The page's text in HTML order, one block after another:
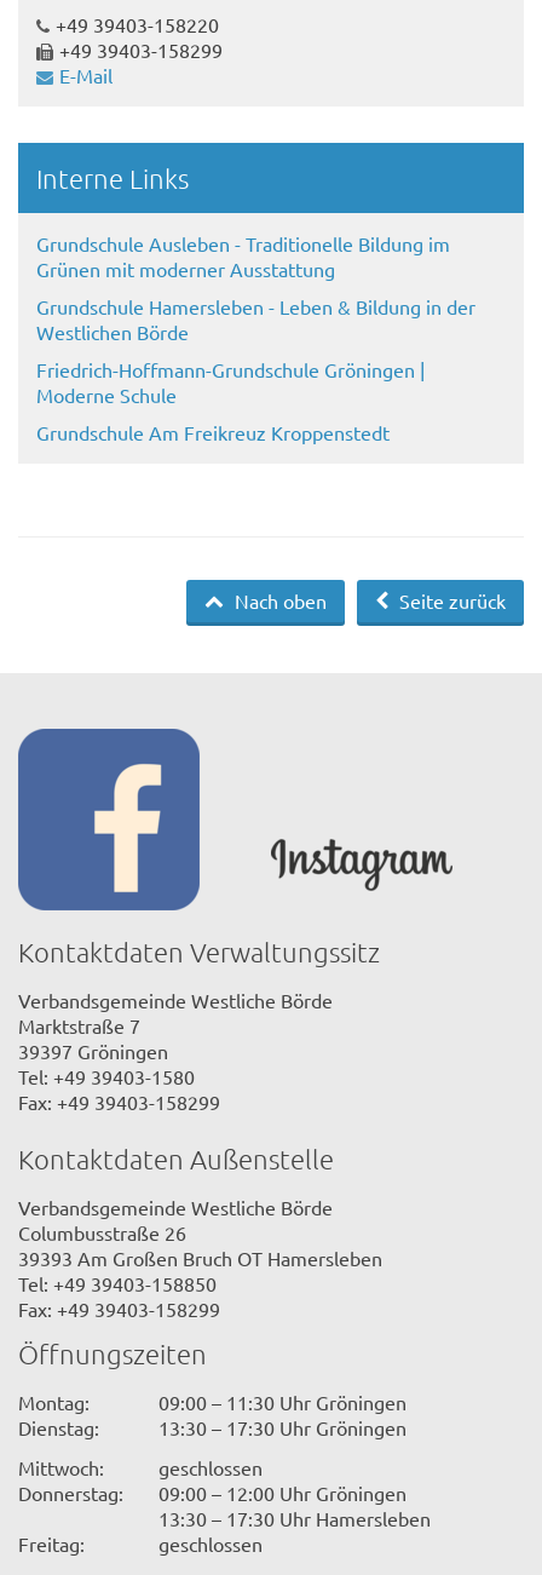
+49 39403-158220
+49 39403-158299
E-Mail
Interne Links
Grundschule Ausleben - Traditionelle Bildung im
Grünen mit moderner Ausstattung
Grundschule Hamersleben - Leben & Bildung in der
Westlichen Börde
Friedrich-Hoffmann-Grundschule Gröningen |
Moderne Schule
Grundschule Am Freikreuz Kroppenstedt
Seite zurück
Nach oben
Kontaktdaten Verwaltungssitz
Verbandsgemeinde Westliche Börde
Marktstraße 7
39397 Gröningen
Tel: +49 39403-1580
Fax: +49 39403-158299
Kontaktdaten Außenstelle
Verbandsgemeinde Westliche Börde
Columbusstraße 26
39393 Am Großen Bruch OT Hamersleben
Tel: +49 39403-158850
Fax: +49 39403-158299
Öffnungszeiten
Montag:
09:00 – 11:30 Uhr Gröningen
Dienstag:
13:30 – 17:30 Uhr Gröningen
Mittwoch:
geschlossen
Donnerstag:
09:00 – 12:00 Uhr Gröningen
13:30 – 17:30 Uhr Hamersleben
Freitag:
geschlossen